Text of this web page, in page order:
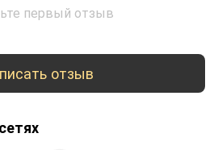
первый отзыв
отзыв